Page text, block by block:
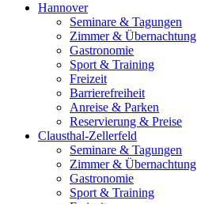
Hannover
Seminare & Tagungen
Zimmer & Übernachtung
Gastronomie
Sport & Training
Freizeit
Barrierefreiheit
Anreise & Parken
Reservierung & Preise
Clausthal-Zellerfeld
Seminare & Tagungen
Zimmer & Übernachtung
Gastronomie
Sport & Training